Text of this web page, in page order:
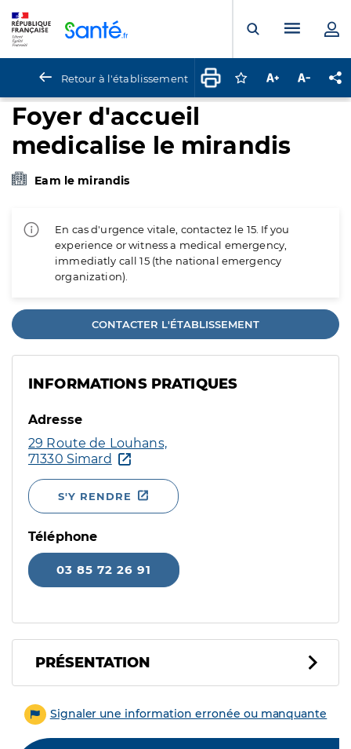
Ouvrir laMenu
Retour à l'établissement Connectez-vous
Augmenter la
Foyer d'accueil
medicalise le mirandis
Eam le mirandis
En cas d'urgence vitale, contactez le 15. If you
experience or witness a medical emergency,
immediatly call 15 (the national emergency
organization).
CONTACTER L'ÉTABLISSEMENT
INFORMATIONS PRATIQUES
Adresse
29 Route de Louhans,
71330 Simard
S'Y RENDRE
Téléphone
03 85 72 26 91
PRÉSENTATION
Signaler une information erronée ou manquante